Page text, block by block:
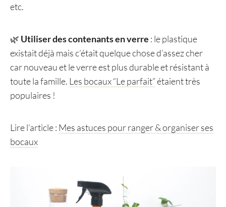
etc.
🌿 Utiliser des contenants en verre : le plastique
existait déjà mais c’était quelque chose d’assez cher
car nouveau et le verre est plus durable et résistant à
toute la famille. Les bocaux “Le parfait”étaient très
populaires !
Lire l’article : Mes astuces pour ranger & organiser ses
bocaux